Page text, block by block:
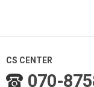
CS CENTER
070-